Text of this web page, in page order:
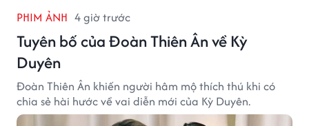
PHIM ẢNH 4 giờ trước
Tuyên bố của Đoàn Thiên Ân về Kỳ
Duyên
Đoàn Thiên Ân khiến người hâm mộ thích thú khi có
chia sẻ hài hước về vai diễn mới của Kỳ Duyên.